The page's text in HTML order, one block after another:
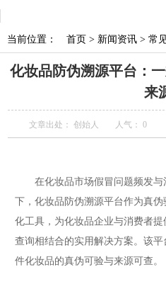
当前位置： 首页 > 新闻资讯 > 常
化妆品防伪溯源平台：
来
文章出处： 创始人 人气： 0
在化妆品市场假冒问题频发
下，化妆品防伪溯源平台作为真
化工具，为化妆品企业与消费者
查询相结合的实用解决方案。该
件化妆品的真伪可验与来源可查。